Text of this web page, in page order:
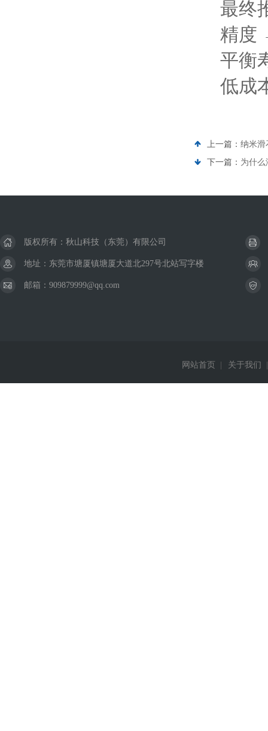
最终
精度
平衡
低成
上一篇： 纳米滑
下一篇： 为什么
版权所有：秋山科技（东莞）有限公司
地址：东莞市塘厦镇塘厦大道北297号北站写字楼
邮箱：909879999@qq.com
网站首页 关于我们